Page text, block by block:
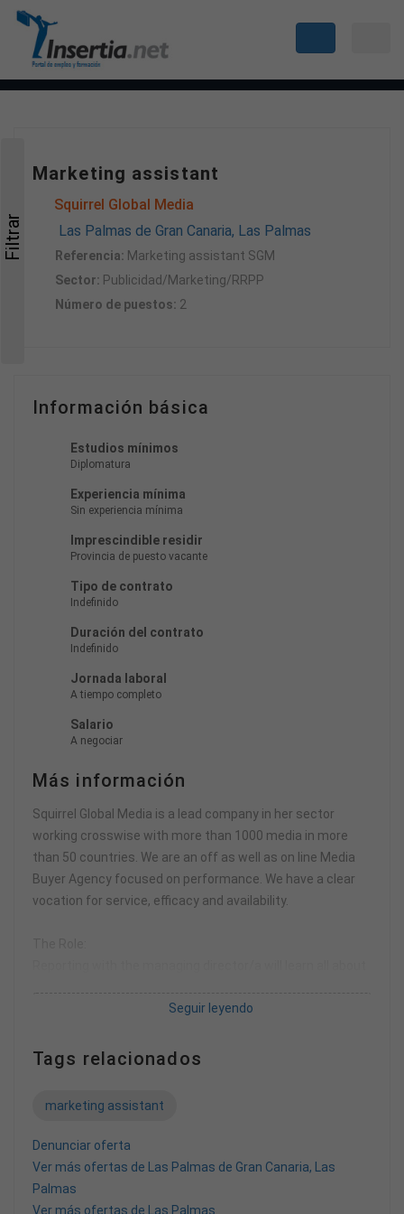
Marketing assistant
Squirrel Global Media
Las Palmas de Gran Canaria, Las Palmas
Referencia: Marketing assistant SGM
Sector: Publicidad/Marketing/RRPP
Número de puestos: 2
Información básica
Estudios mínimos
Diplomatura
Experiencia mínima
Sin experiencia mínima
Imprescindible residir
Provincia de puesto vacante
Tipo de contrato
Indefinido
Duración del contrato
Indefinido
Jornada laboral
A tiempo completo
Salario
A negociar
Más información
Squirrel Global Media is a lead company in her sector
working crosswise with more than 1000 media in more
than 50 countries. We are an off as well as on line Media
Buyer Agency focused on performance. We have a clear
vocation for service, efficacy and availability.
growth with us in the next future.
business/marketing qualification (or similar), with an
changes in priorities, and balance short-term needs with
long-term strategic initiatives.
Candidate must be proficient in office applications and
computer equipment as required.
Seguir leyendo
Tags relacionados
marketing assistant
Denunciar oferta
Ver más ofertas de Las Palmas de Gran Canaria, Las
Palmas
Ver más ofertas de Las Palmas
Filtrar